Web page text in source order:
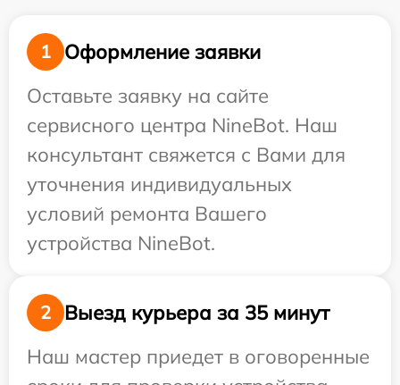
1
Оформление заявки
Оставьте заявку на сайте
сервисного центра NineBot. Наш
консультант свяжется с Вами для
уточнения индивидуальных
условий ремонта Вашего
устройства NineBot.
2
Выезд курьера за 35 минут
Наш мастер приедет в оговоренные